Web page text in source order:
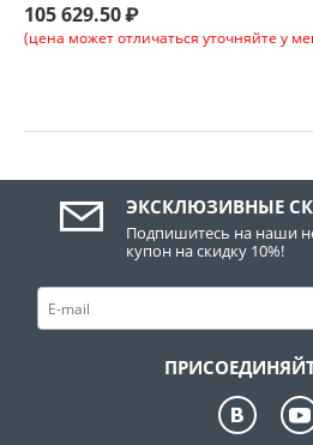
105 629.50₽
(цена может отличаться уточняйте у
ЭКСКЛЮЗИВНЫЕ
Подпишитесь на наши
купон на скидку 10%!